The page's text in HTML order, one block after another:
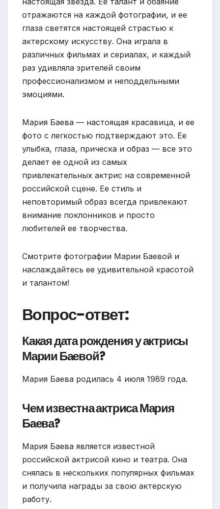
отражаются на каждой фотографии, и ее
глаза светятся настоящей страстью к
актерскому искусству. Она играла в
различных фильмах и сериалах, и каждый
раз удивляла зрителей своим
профессионализмом и неподдельными
эмоциями.
Мария Баева — настоящая красавица, и ее
фото с легкостью подтверждают это. Ее
улыбка, глаза, прическа и образ — все это
делает ее одной из самых
привлекательных актрис на современной
российской сцене. Ее стиль и
неповторимый образ всегда привлекают
внимание поклонников и просто
любителей ее творчества.
Смотрите фотографии Марии Баевой и
наслаждайтесь ее удивительной красотой
и талантом!
Вопрос-ответ:
Какая дата рождения у актрисы
Марии Баевой?
Мария Баева родилась 4 июля 1989 года.
Чем известна актриса Мария
Баева?
Мария Баева является известной
российской актрисой кино и театра. Она
снялась в нескольких популярных фильмах
и получила награды за свою актерскую
работу.